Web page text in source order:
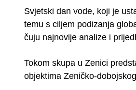
Svjetski dan vode, koji je
temu s ciljem podizanja
čuju najnovije analize i
Tokom skupa u Zenici
objektima Zeničko-